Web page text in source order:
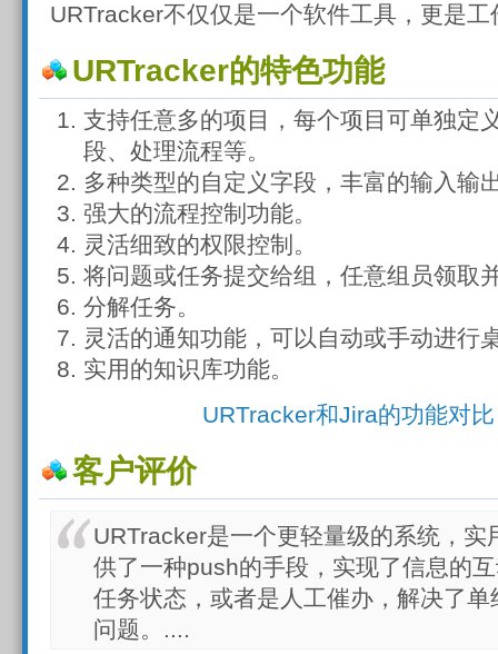
URTracker不仅仅是一个软件工具，更是
URTracker的特色功能
支持任意多的项目，每个项目可单独定
段、处理流程等。
多种类型的自定义字段，丰富的输入输
强大的流程控制功能。
灵活细致的权限控制。
将问题或任务提交给组，任意组员领取
分解任务。
灵活的通知功能，可以自动或手动进行
实用的知识库功能。
URTracker和Jira的功能对比
客户评价
URTracker是一个更轻量级的系统，
供了一种push的手段，实现了信息的
任务状态，或者是人工催办，解决了单
问题。....